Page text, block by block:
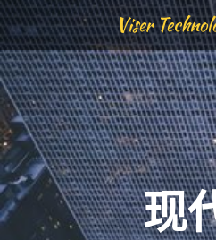
Viser
现